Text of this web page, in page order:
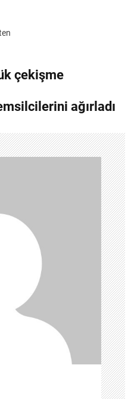
çekişme
ağırladı